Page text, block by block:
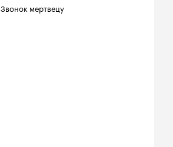
Звонок мертвецу